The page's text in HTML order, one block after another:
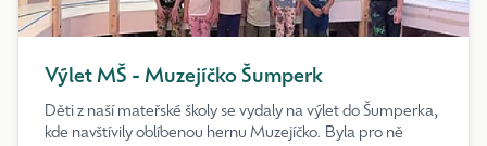
Výlet MŠ - Muzejíčko Šumperk
Děti z naší mateřské školy se vydaly na výlet do Šumperka,
kde navštívily oblíbenou hernu Muzejíčko. Byla pro ně